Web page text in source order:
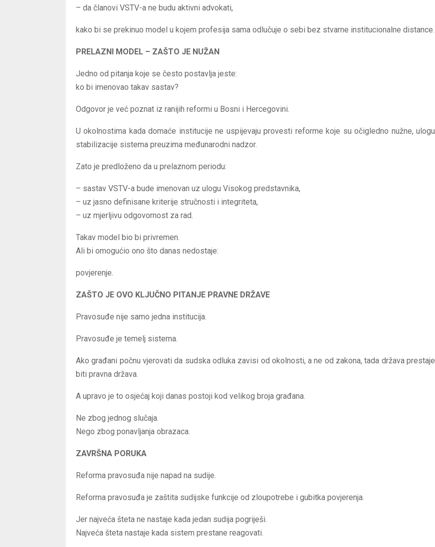
– da članovi VSTV-a ne budu aktivni advokati,
kako bi se prekinuo model u kojem profesija sama odlučuje o sebi bez stvarne institucionalne distance.
PRELAZNI MODEL – ZAŠTO JE NUŽAN
Jedno od pitanja koje se često postavlja jeste:
ko bi imenovao takav sastav?
Odgovor je već poznat iz ranijih reformi u Bosni i Hercegovini.
U okolnostima kada domaće institucije ne uspijevaju provesti reforme koje su očigledno nužne, ulogu
stabilizacije sistema preuzima međunarodni nadzor.
Zato je predloženo da u prelaznom periodu:
– sastav VSTV-a bude imenovan uz ulogu Visokog predstavnika,
– uz jasno definisane kriterije stručnosti i integriteta,
– uz mjerljivu odgovornost za rad.
Takav model bio bi privremen.
Ali bi omogućio ono što danas nedostaje:
povjerenje.
ZAŠTO JE OVO KLJUČNO PITANJE PRAVNE DRŽAVE
Pravosuđe nije samo jedna institucija.
Pravosuđe je temelj sistema.
Ako građani počnu vjerovati da sudska odluka zavisi od okolnosti, a ne od zakona, tada država prestaje
biti pravna država.
A upravo je to osjećaj koji danas postoji kod velikog broja građana.
Ne zbog jednog slučaja.
Nego zbog ponavljanja obrazaca.
ZAVRŠNA PORUKA
Reforma pravosuđa nije napad na sudije.
Reforma pravosuđa je zaštita sudijske funkcije od zloupotrebe i gubitka povjerenja.
Jer najveća šteta ne nastaje kada jedan sudija pogriješi.
Najveća šteta nastaje kada sistem prestane reagovati.